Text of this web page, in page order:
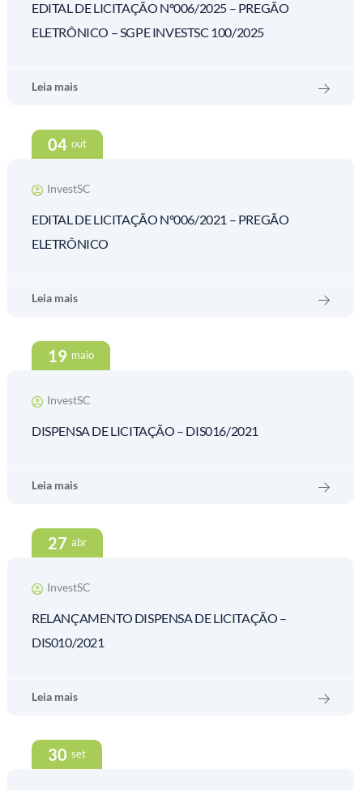
EDITAL DE LICITAÇÃO Nº006/2025 – PREGÃO
ELETRÔNICO – SGPE INVESTSC 100/2025
Leia mais
04 out
InvestSC
EDITAL DE LICITAÇÃO Nº006/2021 – PREGÃO
ELETRÔNICO
Leia mais
19 maio
InvestSC
DISPENSA DE LICITAÇÃO – DIS016/2021
Leia mais
27 abr
InvestSC
RELANÇAMENTO DISPENSA DE LICITAÇÃO –
DIS010/2021
Leia mais
30 set